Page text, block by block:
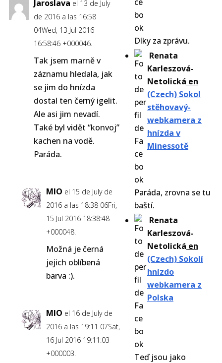
Díky za zprávu.
Renata
Karleszová-
Netolická en
(Czech) Sokol
stěhovavý-
webkamera z
hnízda v
Minessotě
Paráda, zrovna se tu
baští.
Renata
Karleszová-
Netolická en
(Czech) Sokolí
hnízdo
webkamera z
Polska
Teď jsou jako
Jaroslava el 13 de July
de 2016 a las 16:58
04Wed, 13 Jul 2016
16:58:46 +000046.
Tak jsem marně v
záznamu hledala, jak
se jim do hnízda
dostal ten černý igelit.
Ale asi jim nevadí.
Také byl vidět “konvoj”
kachen na vodě.
Paráda.
MIO el 15 de July de
2016 a las 18:38 06Fri,
15 Jul 2016 18:38:48
+000048.
Možná je černá
jejich oblíbená
barva :).
MIO el 16 de July de
2016 a las 19:11 07Sat,
16 Jul 2016 19:11:03
+000003.